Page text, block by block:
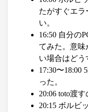
たがすぐエ
い。
16:50 自分の
てみた。意味
い場合はどう
17:30〜18:00
った。
20:06 toto渡す
20:15 ボルビ